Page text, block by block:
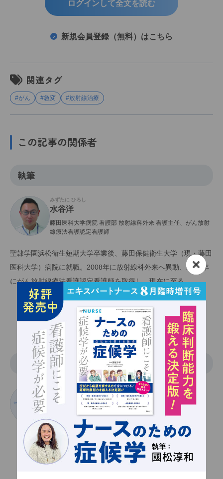
ログインして全文を読む
新規会員登録（無料）はこちら
関連タグ
#がん #急変 #放射線治療
この記事の関係者
執筆
みずたに ひろし
水谷洋
藤田医科大学病院 看護部 放射線科外来 看護主任、がん放射
線療法看護認定看護師
聖隷学園浜松衛生短期大学卒業後、藤田保健衛生大学（現・藤田
医科大学）病院に就職。2008年に放射線科外来へ異動、2011年
にがん放射線療法看護認定看護師を取得し、現在に至る。
関連記事一覧
イラスト
むそうひろゆき
武曽宏幸